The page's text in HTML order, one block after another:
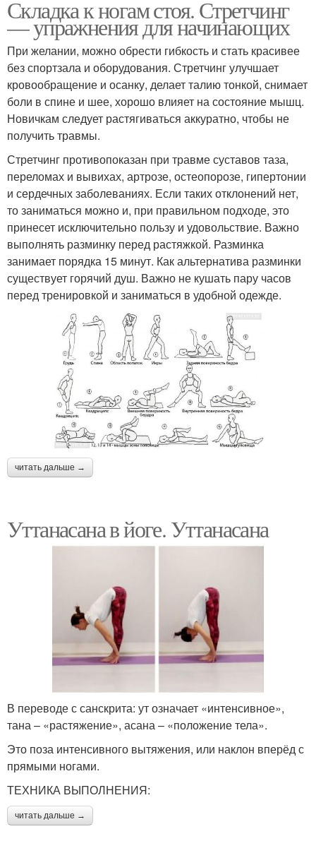
Складка к ногам стоя. Стретчинг
— упражнения для начинающих
При желании, можно обрести гибкость и стать красивее
без спортзала и оборудования. Стретчинг улучшает
кровообращение и осанку, делает талию тонкой, снимает
боли в спине и шее, хорошо влияет на состояние мышц.
Новичкам следует растягиваться аккуратно, чтобы не
получить травмы.
Стретчинг противопоказан при травме суставов таза,
переломах и вывихах, артрозе, остеопорозе, гипертонии
и сердечных заболеваниях. Если таких отклонений нет,
то заниматься можно и, при правильном подходе, это
принесет исключительно пользу и удовольствие. Важно
выполнять разминку перед растяжкой. Разминка
занимает порядка 15 минут. Как альтернатива разминки
существует горячий душ. Важно не кушать пару часов
перед тренировкой и заниматься в удобной одежде.
читать дальше →
Уттанасана в йоге. Уттанасана
В переводе с санскрита: ут означает «интенсивное»,
тана – «растяжение», асана – «положение тела».
Это поза интенсивного вытяжения, или наклон вперёд с
прямыми ногами.
ТЕХНИКА ВЫПОЛНЕНИЯ:
читать дальше →